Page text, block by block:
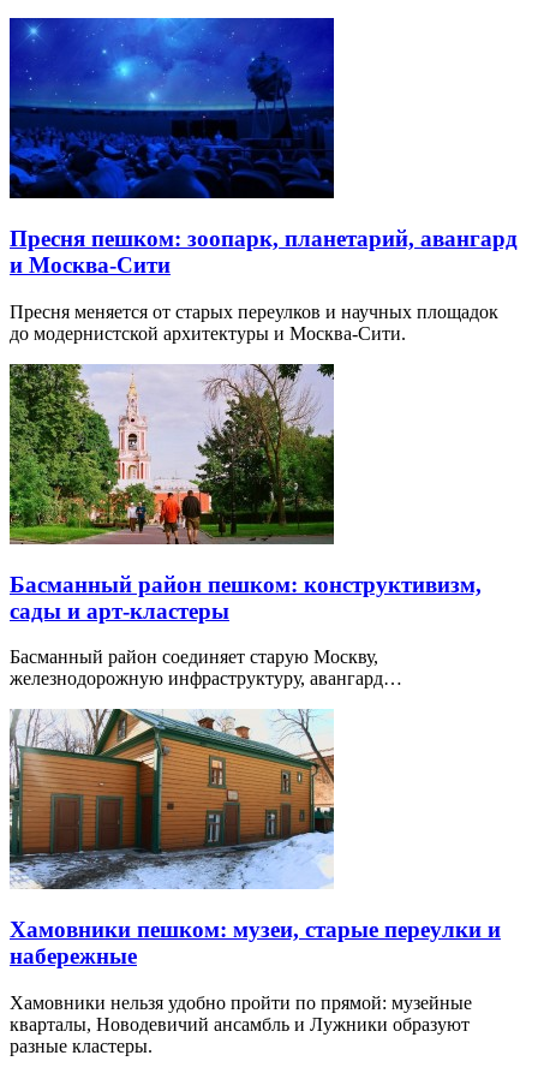
Пресня пешком: зоопарк, планетарий, авангард
и Москва-Сити
Пресня меняется от старых переулков и научных площадок
до модернистской архитектуры и Москва-Сити.
Басманный район пешком: конструктивизм,
сады и арт-кластеры
Басманный район соединяет старую Москву,
железнодорожную инфраструктуру, авангард…
Хамовники пешком: музеи, старые переулки и
набережные
Хамовники нельзя удобно пройти по прямой: музейные
кварталы, Новодевичий ансамбль и Лужники образуют
разные кластеры.